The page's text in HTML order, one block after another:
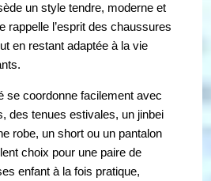
un style tendre, moderne et
rappelle l’esprit des chaussures
en restant adaptée à la vie
se coordonne facilement avec
des tenues estivales, un jinbei
robe, un short ou un pantalon
choix pour une paire de
enfant à la fois pratique,